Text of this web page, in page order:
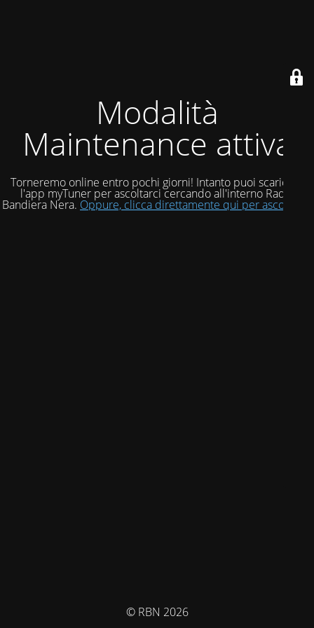
Modalità
Maintenance attiva
Torneremo online entro pochi giorni! Intanto puoi scaricare
l'app myTuner per ascoltarci cercando all'interno Radio
Bandiera Nera. Oppure, clicca direttamente qui per ascoltarci!
© RBN 2026